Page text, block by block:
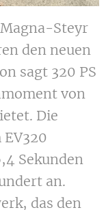
Steyr
den neuen
sagt 320 PS
von
Die
Sekunden
an.
das den